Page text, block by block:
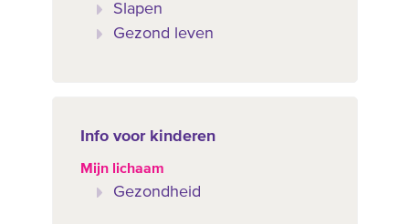
Slapen
Gezond leven
Info voor kinderen
Mijn lichaam
Gezondheid